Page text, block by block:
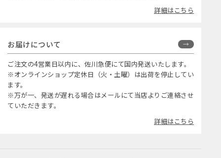
詳細はこちら
お届けについて
ご注文の4営業日以内に、佐川急便にて国内発送いたします。
※オンラインショップ定休日（火・土曜）は出荷を停止してい
ます。
※万が一、発送が遅れる場合はメールにて当店よりご連絡させ
ていただきます。
詳細はこちら